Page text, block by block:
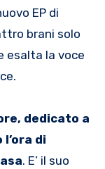
EP di
brani solo
esalta la voce
dedicato a
di
. E’ il suo